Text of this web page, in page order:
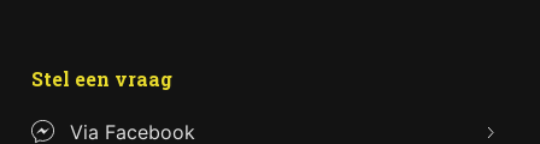
Stel een vraag
Via Facebook